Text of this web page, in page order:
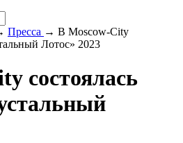
Пресса → В Moscow-City
Лотос» 2023
состоялась